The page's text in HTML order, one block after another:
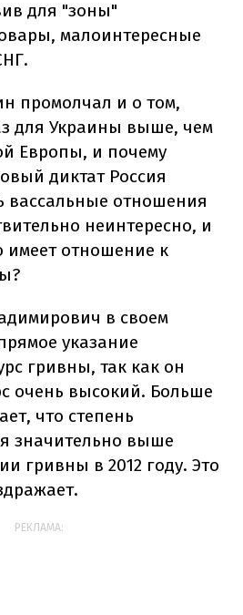
для "зоны"
малоинтересные
промолчал и о том,
для Украины выше, чем
Европы, и почему
диктат Россия
вассальные отношения
неинтересно, и
имеет отношение к
в своем
указание
гривны, так как он
очень высокий. Больше
что степень
значительно выше
гривны в 2012 году. Это
РЕКЛАМА: